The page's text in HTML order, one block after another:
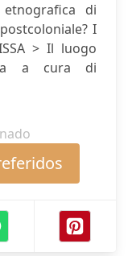
etnografica di
I
> Il luogo
a cura di